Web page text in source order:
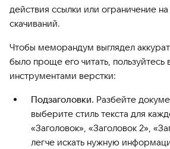
действия ссылки или ограничение
скачиваний.
Чтобы меморандум выглядел
было проще его читать, пользуйтесь
инструментами верстки:
Подзаголовки. Разбейте
выберите стиль текста для
«Заголовок», «Заголовок 2»,
легче искать нужную